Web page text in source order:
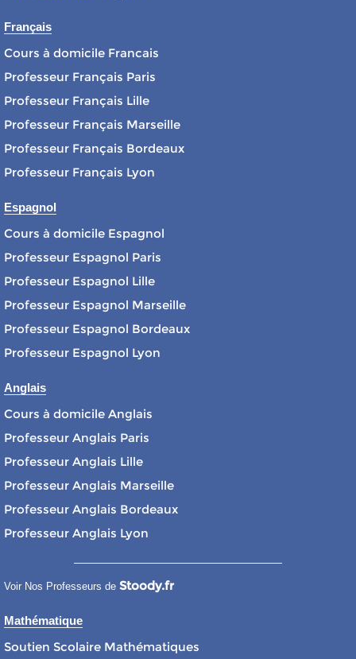
Français
Cours à domicile Francais
Professeur Français Paris
Professeur Français Lille
Professeur Français Marseille
Professeur Français Bordeaux
Professeur Français Lyon
Espagnol
Cours à domicile Espagnol
Professeur Espagnol Paris
Professeur Espagnol Lille
Professeur Espagnol Marseille
Professeur Espagnol Bordeaux
Professeur Espagnol Lyon
Anglais
Cours à domicile Anglais
Professeur Anglais Paris
Professeur Anglais Lille
Professeur Anglais Marseille
Professeur Anglais Bordeaux
Professeur Anglais Lyon
Voir Nos Professeurs de Stoody.fr
Mathématique
Soutien Scolaire Mathématiques